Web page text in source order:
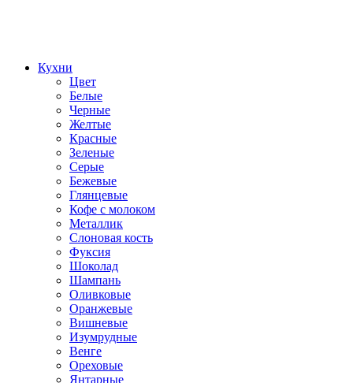
Кухни
Цвет
Белые
Черные
Желтые
Красные
Зеленые
Серые
Бежевые
Глянцевые
Кофе с молоком
Металлик
Слоновая кость
Фуксия
Шоколад
Шампань
Оливковые
Оранжевые
Вишневые
Изумрудные
Венге
Ореховые
Янтарные